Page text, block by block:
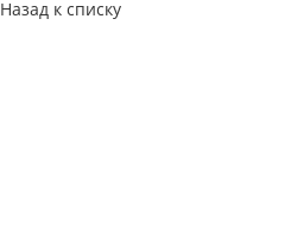
Назад к списку